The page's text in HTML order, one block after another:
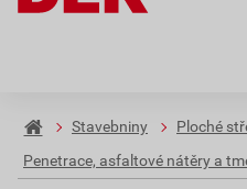
Stavebniny
Ploché
Penetrace, asfaltové nátěry a